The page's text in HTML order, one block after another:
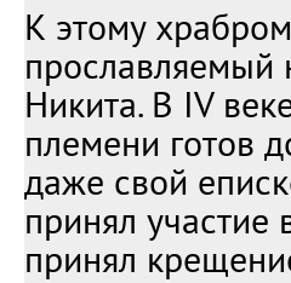
К этому
прославляемый
Никита. В IV
племени готов
даже свой
принял участие
принял